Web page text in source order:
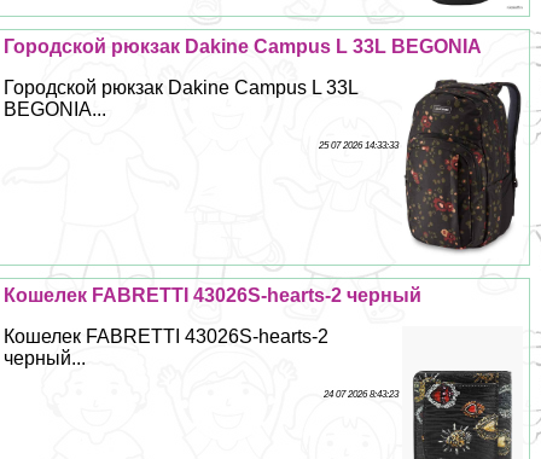
Городской рюкзак Dakine Campus L 33L BEGONIA
Городской рюкзак Dakine Campus L 33L
BEGONIA...
25 07 2026 14:33:33
Кошелек FABRETTI 43026S-hearts-2 черный
Кошелек FABRETTI 43026S-hearts-2
черный...
24 07 2026 8:43:23